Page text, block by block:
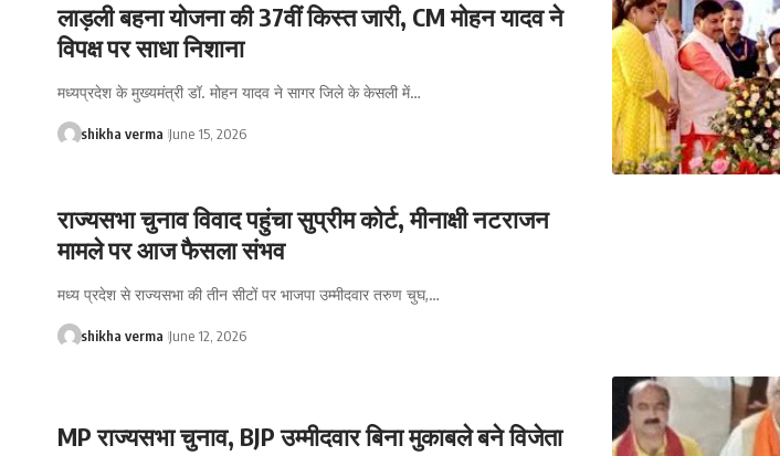
लाड़ली बहना योजना की 37वीं किस्त जारी, CM मोहन यादव ने
विपक्ष पर साधा निशाना
मध्यप्रदेश के मुख्यमंत्री डॉ. मोहन यादव ने सागर जिले के केसली में…
shikha verma June 15, 2026
राज्यसभा चुनाव विवाद पहुंचा सुप्रीम कोर्ट, मीनाक्षी नटराजन
मामले पर आज फैसला संभव
मध्य प्रदेश से राज्यसभा की तीन सीटों पर भाजपा उम्मीदवार तरुण चुघ,…
shikha verma June 12, 2026
MP राज्यसभा चुनाव, BJP उम्मीदवार बिना मुकाबले बने विजेता